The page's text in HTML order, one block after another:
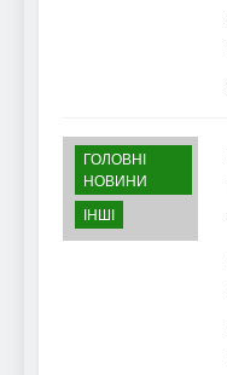
ГОЛОВНІ
НОВИНИ
ІНШІ